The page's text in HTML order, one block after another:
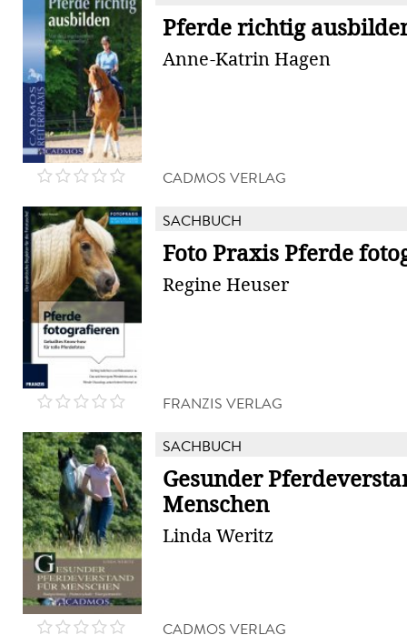
Pferde richtig
Anne-Katrin Hagen
CADMOS VERLAG
SACHBUCH
Foto Praxis Pferde
Regine Heuser
FRANZIS VERLAG
SACHBUCH
Gesunder
Menschen
Linda Weritz
CADMOS VERLAG